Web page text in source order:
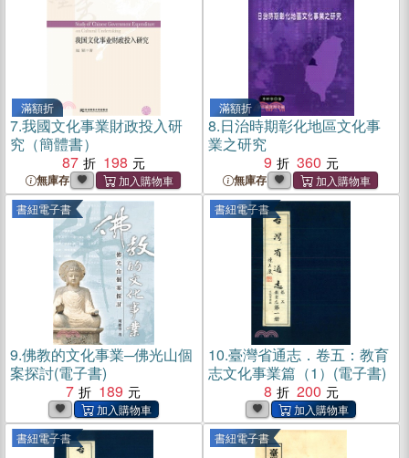
滿額折
7.我國文化事業財政投入研
究（簡體書）
87
198
無庫存
滿額折
8.日治時期彰化地區文化事
業之研究
9
360
無庫存
書紐電子書
9.佛教的文化事業─佛光山個
案探討(電子書)
7
189
書紐電子書
10.臺灣省通志．卷五：教育
志文化事業篇（1）(電子書)
8
200
書紐電子書 書紐電子書